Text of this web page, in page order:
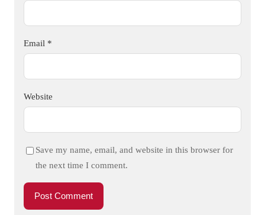
Email *
Website
Save my name, email, and website in this browser for
the next time I comment.